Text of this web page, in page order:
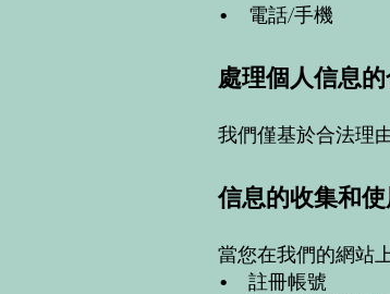
• 電話/手機
處理個人信息
我們僅基於合法理
信息的收集和使
當您在我們的網站
• 註冊帳號